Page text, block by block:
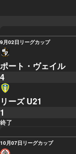
9月02日 リーグカップ
ポート・ヴェイル
4
リーズ U21
1
終了
10月07日 リーグカップ